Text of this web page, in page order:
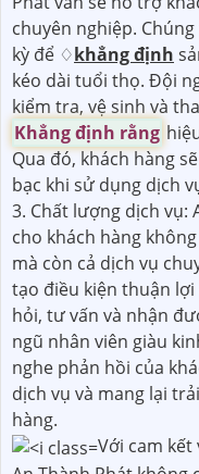
chuyên nghiệp.
kỳ để ♢khẳng định
kéo dài tuổi thọ. Đội
kiểm tra, vệ sinh và
Khẳng định rằng
Qua đó, khách hàng
bạc khi sử dụng dịch
3. Chất lượng dịch vụ:
cho khách hàng
mà còn cả dịch vụ
tạo điều kiện thuận
hỏi, tư vấn và nhận
ngũ nhân viên giàu
nghe phản hồi của
dịch vụ và mang lại
hàng.
Với cam